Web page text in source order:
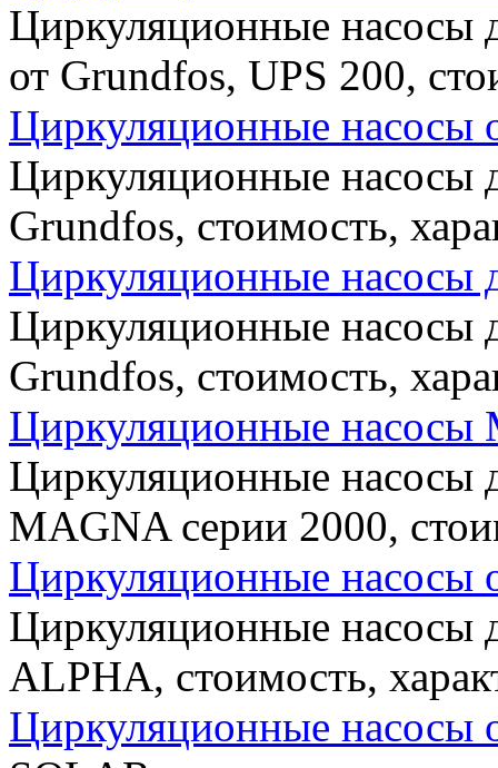
Циркуляционные насосы
от Grundfos, UPS 200,
Циркуляционные насосы
Циркуляционные насосы
Grundfos, стоимость,
Циркуляционные насосы
Циркуляционные насосы
Grundfos, стоимость,
Циркуляционные насосы
Циркуляционные насосы
MAGNA серии 2000,
Циркуляционные насосы
Циркуляционные насосы
ALPHA, стоимость,
Циркуляционные насосы